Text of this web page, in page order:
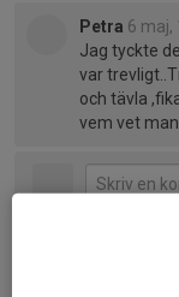
Petra 6 maj,
Jag tyckte
var
och tävla
vem vet man